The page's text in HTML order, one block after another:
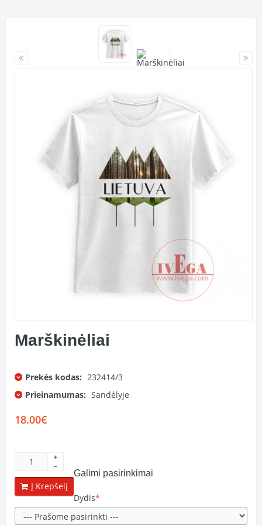
Marškinėliai
Prekės kodas: 232414/3
Prieinamumas: Sandėlyje
18.00€
Į Krepšelį
Galimi pasirinkimai
Dydis